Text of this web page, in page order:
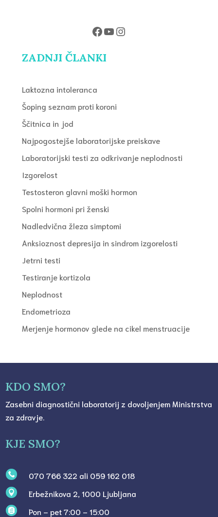
Facebook
YouTube
Instagram
ZADNJI ČLANKI
Laktozna intoleranca
Šoping seznam proti koroni
Ščitnica in jod
Najpogostejše laboratorijske preiskave
Laboratorijski testi za odkrivanje neplodnosti
Izgorelost
Testosteron glavni moški hormon
Spolni hormoni pri ženski
Nadledvična žleza simptomi
Anksioznost depresija in sindrom izgorelosti
Jetrni testi
Testiranje kortizola
Neplodnost
Endometrioza
Merjenje hormonov glede na cikel menstruacije
KDO SMO?
Zasebni diagnostični laboratorij z dovoljenjem Ministrstva
za zdravje.
KJE SMO?
 070 766 322 ali 059 162 018
 Erbežnikova 2, 1000 Ljubljana
 Pon – pet 7:00 – 15:00